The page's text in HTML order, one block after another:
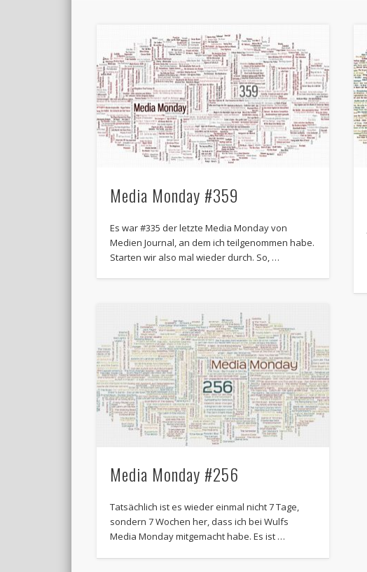
Media Monday #359
Es war #335 der letzte Media Monday von
Medien Journal, an dem ich teilgenommen habe.
Starten wir also mal wieder durch. So, …
Media Monday #256
Tatsächlich ist es wieder einmal nicht 7 Tage,
sondern 7 Wochen her, dass ich bei Wulfs
Media Monday mitgemacht habe. Es ist …